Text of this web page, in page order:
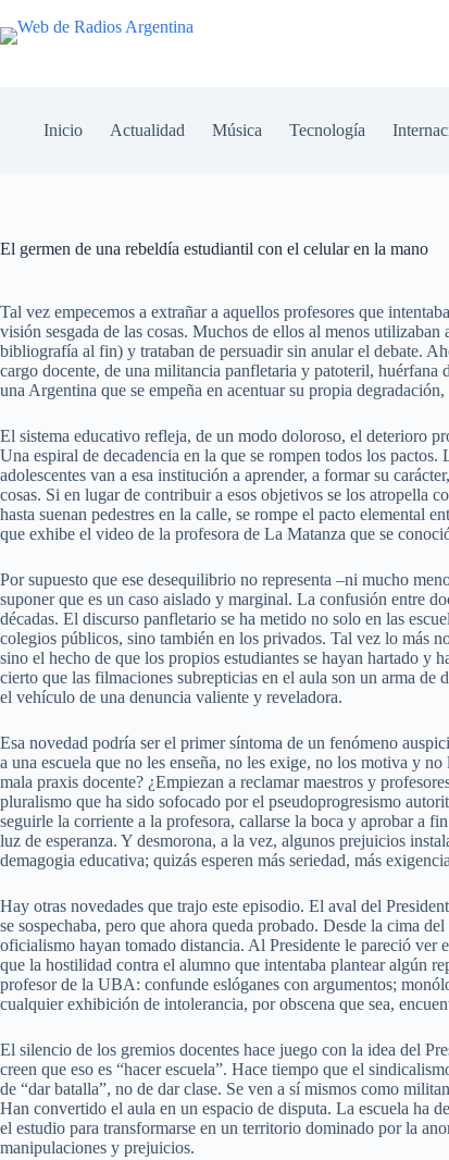
Inicio Actualidad Música Tecnología
El germen de una rebeldía estudiantil con el celular en la mano
Tal vez empecemos a extrañar a aquellos profesores que
visión sesgada de las cosas. Muchos de ellos al menos
bibliografía al fin) y trataban de persuadir sin anular el debate.
cargo docente, de una militancia panfletaria y patoteril, huérfana
una Argentina que se empeña en acentuar su propia
El sistema educativo refleja, de un modo doloroso, el deterioro
Una espiral de decadencia en la que se rompen todos los
adolescentes van a esa institución a aprender, a formar su
cosas. Si en lugar de contribuir a esos objetivos se los atropella
hasta suenan pedestres en la calle, se rompe el pacto elemental
que exhibe el video de la profesora de La Matanza que se
Por supuesto que ese desequilibrio no representa –ni mucho
suponer que es un caso aislado y marginal. La confusión entre
décadas. El discurso panfletario se ha metido no solo en las
colegios públicos, sino también en los privados. Tal vez lo más
sino el hecho de que los propios estudiantes se hayan hartado y
cierto que las filmaciones subrepticias en el aula son un arma
el vehículo de una denuncia valiente y reveladora.
Esa novedad podría ser el primer síntoma de un fenómeno
a una escuela que no les enseña, no les exige, no los motiva y
mala praxis docente? ¿Empiezan a reclamar maestros y
pluralismo que ha sido sofocado por el pseudoprogresismo
seguirle la corriente a la profesora, callarse la boca y aprobar a
luz de esperanza. Y desmorona, a la vez, algunos prejuicios
demagogia educativa; quizás esperen más seriedad, más
Hay otras novedades que trajo este episodio. El aval del
se sospechaba, pero que ahora queda probado. Desde la cima
oficialismo hayan tomado distancia. Al Presidente le pareció
que la hostilidad contra el alumno que intentaba plantear algún
profesor de la UBA: confunde eslóganes con argumentos;
cualquier exhibición de intolerancia, por obscena que sea,
El silencio de los gremios docentes hace juego con la idea del
creen que eso es “hacer escuela”. Hace tiempo que el
de “dar batalla”, no de dar clase. Se ven a sí mismos como
Han convertido el aula en un espacio de disputa. La escuela ha
el estudio para transformarse en un territorio dominado por la
manipulaciones y prejuicios.